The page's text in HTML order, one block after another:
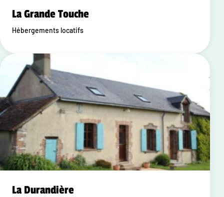
La Grande Touche
Hébergements locatifs
La Durandière